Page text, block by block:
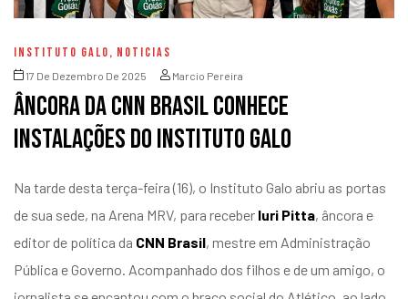
INSTITUTO GALO, NOTICIAS
17 De Dezembro De 2025 Marcio Pereira
Âncora da CNN Brasil conhece
instalações do Instituto Galo
Na tarde desta terça-feira (16), o Instituto Galo abriu as portas
de sua sede, na Arena MRV, para receber Iuri Pitta, âncora e
editor de política da CNN Brasil, mestre em Administração
Pública e Governo. Acompanhado dos filhos e de um amigo, o